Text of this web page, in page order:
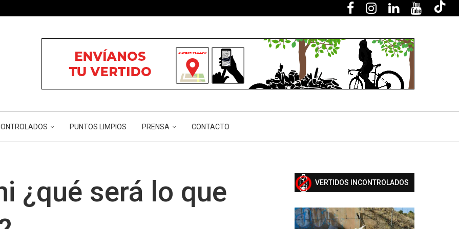
PUNTOS LIMPIOS PRENSA CONTACTO
¿qué será lo que
VERTIDOS INCONTROLADOS